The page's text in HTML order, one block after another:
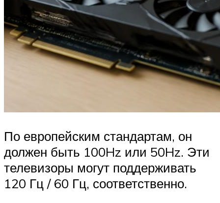
По европейским стандартам, он
должен быть 100Hz или 50Hz. Эти
телевизоры могут поддерживать
120 Гц / 60 Гц, соответственно.